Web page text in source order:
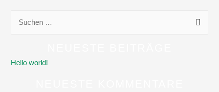
h
Hello world!